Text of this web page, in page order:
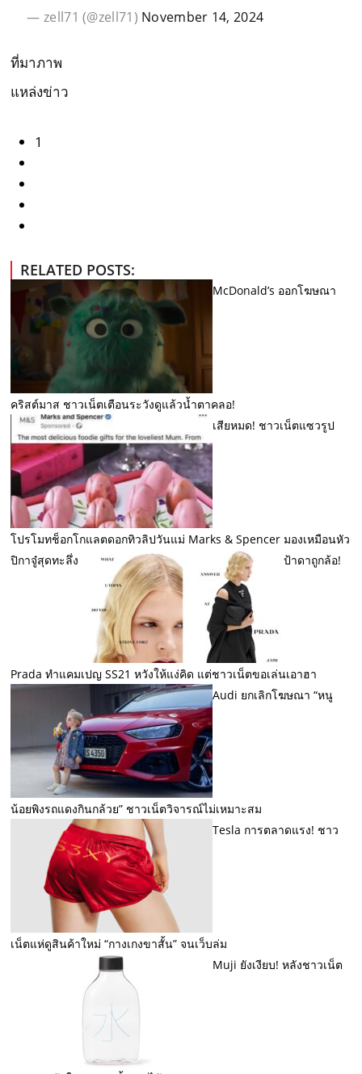
— zell71 (@zell71) November 14, 2024
ที่มาภาพ
แหล่งข่าว
1
RELATED POSTS:
McDonald’s ออกโฆษณา
คริสต์มาส ชาวเน็ตเตือนระวังดูแล้วน้ำตาคลอ!
เสียหมด! ชาวเน็ตแซวรูป
โปรโมทช็อกโกแลตดอกทิวลิปวันแม่ Marks & Spencer มองเหมือนหัว
ปิกาจู๋สุดทะลึ่ง
ป้าดาถูกล้อ!
Prada ทำแคมเปญ SS21 หวังให้แง่คิด แต่ชาวเน็ตขอเล่นเอาฮา
Audi ยกเลิกโฆษณา “หนู
น้อยพิงรถแดงกินกล้วย” ชาวเน็ตวิจารณ์ไม่เหมาะสม
Tesla การตลาดแรง! ชาว
เน็ตแห่ดูสินค้าใหม่ “กางเกงขาสั้น” จนเว็บล่ม
Muji ยังเงียบ! หลังชาวเน็ต